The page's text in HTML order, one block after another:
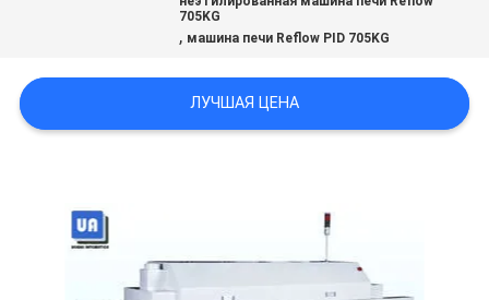
САЙТА
POLICY
705KG
, машина печи Reflow PID 705KG
ЛУЧШАЯ ЦЕНА